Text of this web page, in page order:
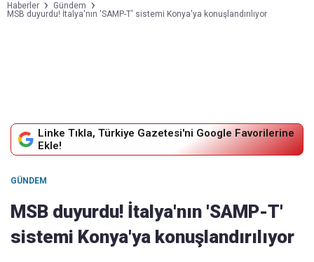
Haberler
Gündem
MSB duyurdu! İtalya'nın 'SAMP-T' sistemi Konya'ya konuşlandırılıyor
Linke Tıkla, Türkiye Gazetesi'ni Google Favorilerine
Ekle!
GÜNDEM
MSB duyurdu! İtalya'nın 'SAMP-T'
sistemi Konya'ya konuşlandırılıyor